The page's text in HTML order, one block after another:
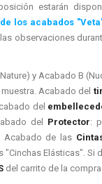
estarán
los acabados
observaciones
y Acabado B
Acabado del
del
del Protector:
Acabado de las
Elásticas".
del carrito de la